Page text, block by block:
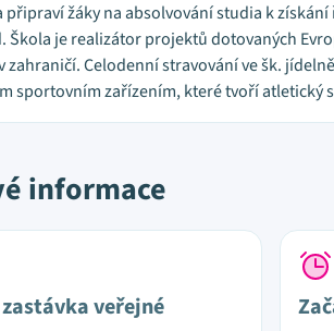
připraví žáky na absolvování studia k
Škola je realizátor projektů dotovaných
zahraničí. Celodenní stravování ve šk.
sportovním zařízením, které tvoří atletický
informace
veřejné